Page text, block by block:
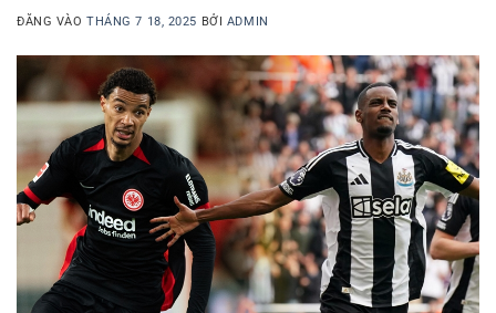
ĐĂNG VÀOTHÁNG 7 18, 2025 BỞI ADMIN